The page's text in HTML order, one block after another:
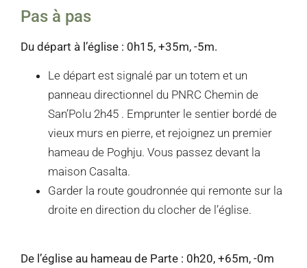
Pas à pas
Du départ à l’église : 0h15, +35m, -5m.
Le départ est signalé par un totem et un
panneau directionnel du PNRC Chemin de
San’Polu 2h45 . Emprunter le sentier bordé de
vieux murs en pierre, et rejoignez un premier
hameau de Poghju. Vous passez devant la
maison Casalta.
Garder la route goudronnée qui remonte sur la
droite en direction du clocher de l’église.
De l’église au hameau de Parte : 0h20, +65m, -0m